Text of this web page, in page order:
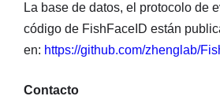
La base de datos, el protocolo de
código de FishFaceID están
en: https://github.com/zhenglab/
Contacto